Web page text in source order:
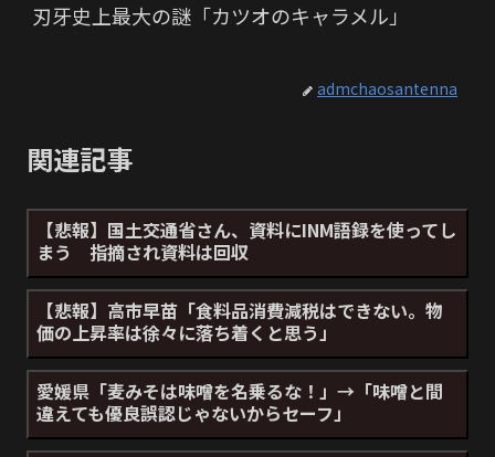
刃牙史上最大の謎「カツオのキャラメル」
admchaosantenna
関連記事
【悲報】国土交通省さん、資料にINM語録を使ってし
まう 指摘され資料は回収
【悲報】高市早苗「食料品消費減税はできない。物
価の上昇率は徐々に落ち着くと思う」
愛媛県「麦みそは味噌を名乗るな！」→「味噌と間
違えても優良誤認じゃないからセーフ」